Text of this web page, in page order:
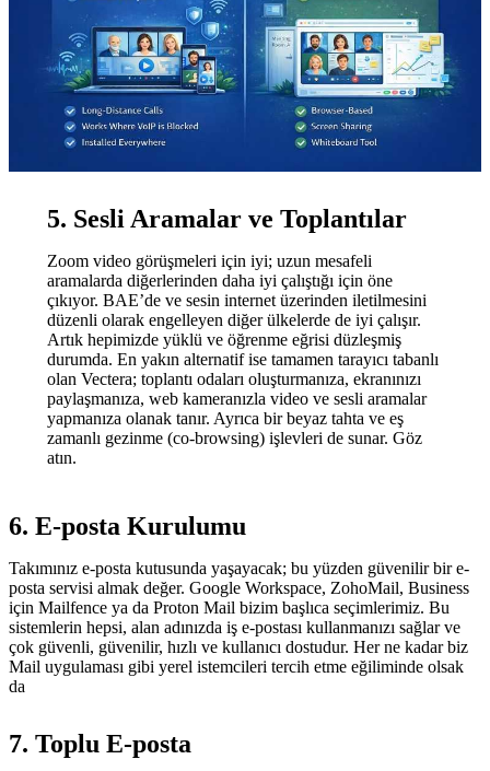
5. Sesli Aramalar ve Toplantılar
Zoom video görüşmeleri için iyi; uzun mesafeli
aramalarda diğerlerinden daha iyi çalıştığı için öne
çıkıyor. BAE’de ve sesin internet üzerinden iletilmesini
düzenli olarak engelleyen diğer ülkelerde de iyi çalışır.
Artık hepimizde yüklü ve öğrenme eğrisi düzleşmiş
durumda. En yakın alternatif ise tamamen tarayıcı tabanlı
olan Vectera; toplantı odaları oluşturmanıza, ekranınızı
paylaşmanıza, web kameranızla video ve sesli aramalar
yapmanıza olanak tanır. Ayrıca bir beyaz tahta ve eş
zamanlı gezinme (co-browsing) işlevleri de sunar. Göz
atın.
6. E-posta Kurulumu
Takımınız e-posta kutusunda yaşayacak; bu yüzden güvenilir bir e-
posta servisi almak değer. Google Workspace, ZohoMail, Business
için Mailfence ya da Proton Mail bizim başlıca seçimlerimiz. Bu
sistemlerin hepsi, alan adınızda iş e-postası kullanmanızı sağlar ve
çok güvenli, güvenilir, hızlı ve kullanıcı dostudur. Her ne kadar biz
Mail uygulaması gibi yerel istemcileri tercih etme eğiliminde olsak
da
7. Toplu E-posta